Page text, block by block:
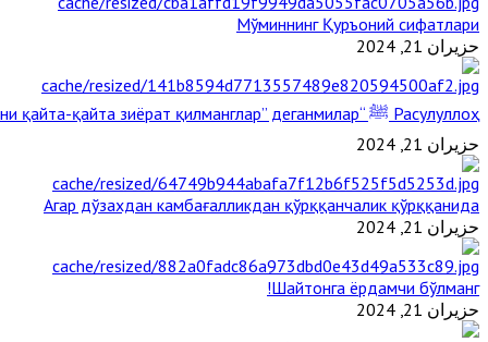
Мўминнинг Қуръоний сифатлари
حزيران 21, 2024
Расулуллоҳ ﷺ “Қабримни қайта-қайта зиёрат қилманглар” деганмилар?
حزيران 21, 2024
Агар дўзахдан камбағалликдан қўрққанчалик қўрққанида
حزيران 21, 2024
Шайтонга ёрдамчи бўлманг!
حزيران 21, 2024